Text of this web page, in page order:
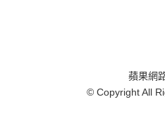
蘋果網
© Copyright All